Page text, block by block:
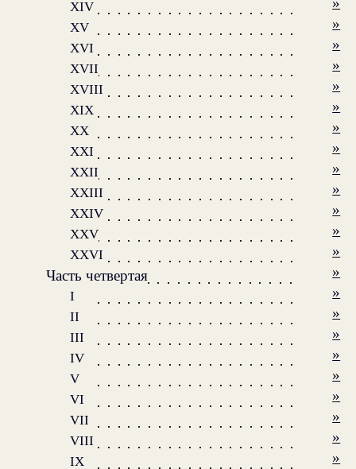
XIV
XV »
XVI »
XVII »
XVIII »
XIX »
XX »
XXI »
XXII »
XXIII »
XXIV »
XXV »
XXVI
»
Часть четвертая
»
I »
II »
III »
IV »
V »
VI »
VII »
VIII »
IX »